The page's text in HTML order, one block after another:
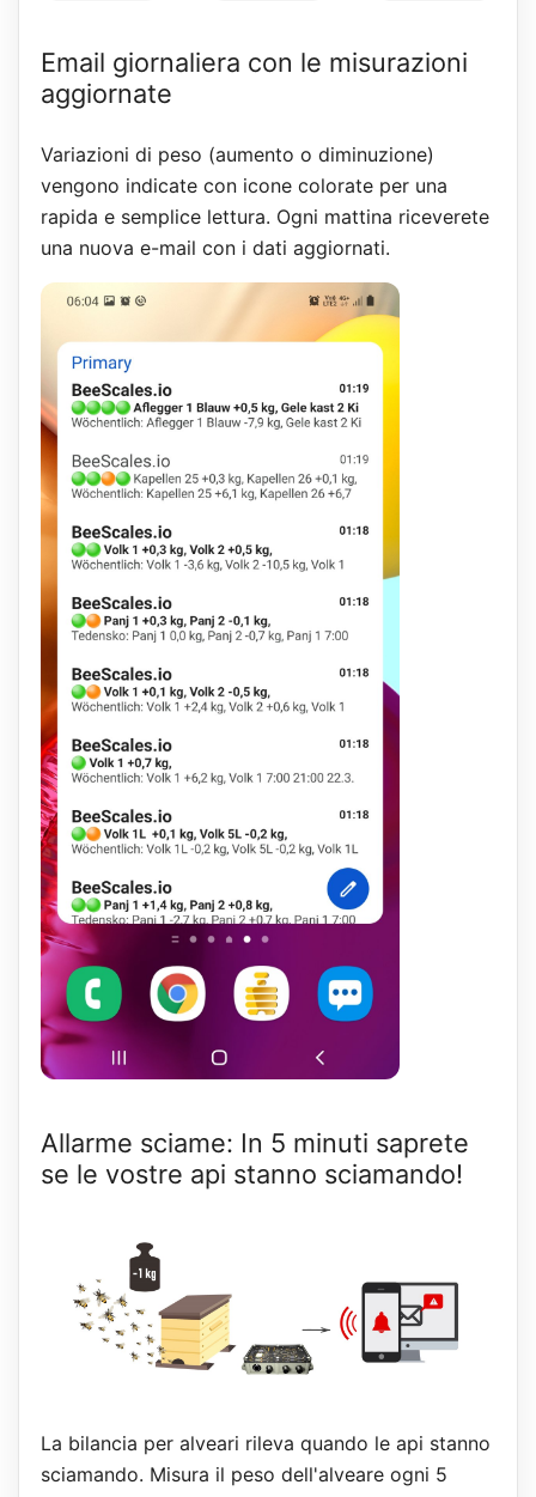
Email giornaliera con le misurazioni
aggiornate
Variazioni di peso (aumento o diminuzione)
vengono indicate con icone colorate per una
rapida e semplice lettura. Ogni mattina riceverete
una nuova e-mail con i dati aggiornati.
Allarme sciame: In 5 minuti saprete
se le vostre api stanno sciamando!
La bilancia per alveari rileva quando le api stanno
sciamando. Misura il peso dell'alveare ogni 5